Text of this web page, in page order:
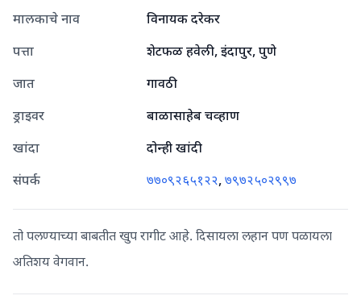
मालकाचे नाव
विनायक दरेकर
पत्ता
शेटफळ हवेली, इंदापुर, पुणे
जात
गावठी
ड्राइवर
बाळासाहेब चव्हाण
खांदा
दोन्ही खांदी
संपर्क
७७०९२६५१२२,७९७२५०२९९७
तो पलण्याच्या बाबतीत खुप रागीट आहे. दिसायला लहान पण पळायला
अतिशय वेगवान.